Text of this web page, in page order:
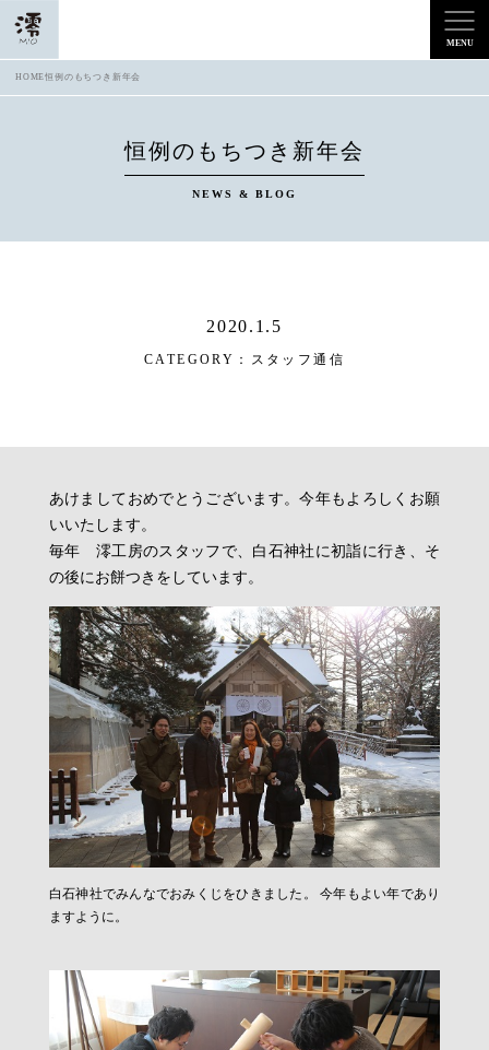
HOME恒例のもちつき新年会
恒例のもちつき新年会
NEWS & BLOG
2020.1.5
CATEGORY： スタッフ通信
あけましておめでとうございます。今年もよろしくお願
いいたします。
毎年 澪工房のスタッフで、白石神社に初詣に行き、そ
の後にお餅つきをしています。
白石神社でみんなでおみくじをひきました。 今年もよい年であり
ますように。